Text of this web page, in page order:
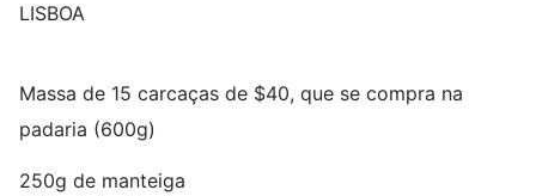
LISBOA
Massa de 15 carcaças de $40, que se compra na
padaria (600g)
250g de manteiga